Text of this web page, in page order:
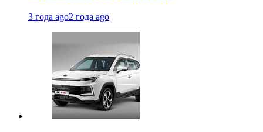
3 года ago2 года ago